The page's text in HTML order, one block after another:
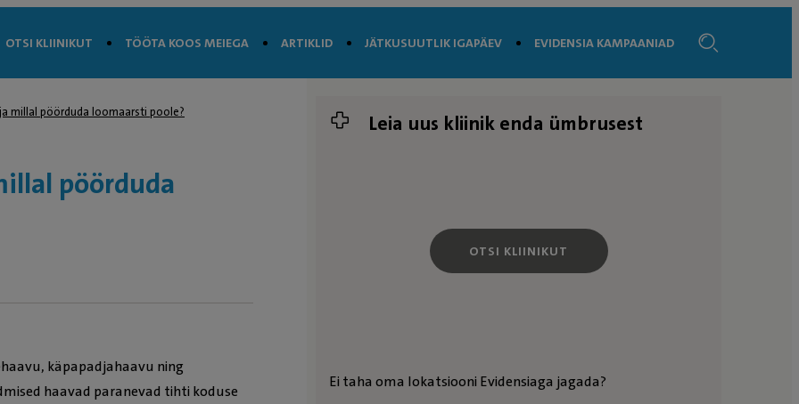
OTSI KLIINIKUT TÖÖTA KOOS MEIEGA ARTIKLID JÄTKUSUUTLIK IGAPÄEV EVIDENSIA KAMPAANIAD
millal pöörduda loomaarsti poole?
pöörduda
käpapadjahaavu ning
haavad paranevad tihti koduse
Leia uus kliinik enda ümbrusest
OTSI KLIINIKUT
Ei taha oma lokatsiooni Evidensiaga jagada?